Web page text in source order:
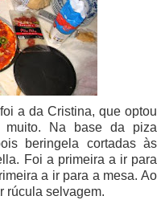
a da Cristina, que optou
muito. Na base da piza
beringela cortadas às
Foi a primeira a ir para
a ir para a mesa. Ao
rúcula selvagem.